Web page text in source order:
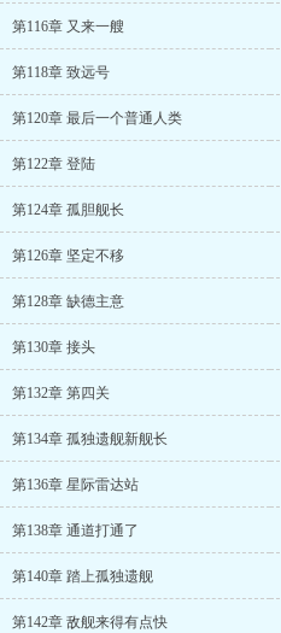
第116章 又来一艘
第118章 致远号
第120章 最后一个普通人类
第122章 登陆
第124章 孤胆舰长
第126章 坚定不移
第128章 缺德主意
第130章 接头
第132章 第四关
第134章 孤独遗舰新舰长
第136章 星际雷达站
第138章 通道打通了
第140章 踏上孤独遗舰
第142章 敌舰来得有点快